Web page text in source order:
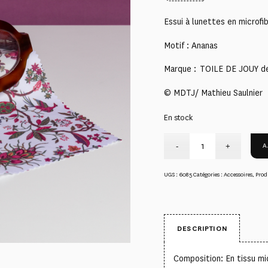
Essui à lunettes en
Motif : Ananas
Marque : TOILE DE JOUY
© MDTJ/ Mathieu Saulnier
En stock
UGS : 6085Catégories :Accessoires,
DESCRIPTION
Composition: En tissu